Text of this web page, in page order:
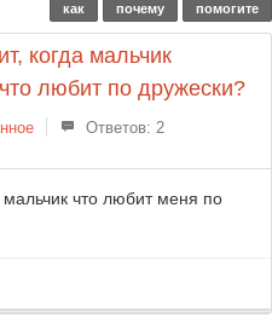
как почему помогите
когда мальчик
любит по дружески?
Ответов: 2
что любит меня по